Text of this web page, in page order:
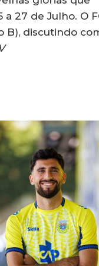
27 de Julho. O
B), discutindo